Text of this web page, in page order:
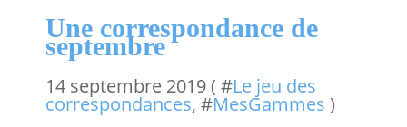
Une correspondance de
septembre
14 septembre 2019 ( #Le jeu des
correspondances, #MesGammes )